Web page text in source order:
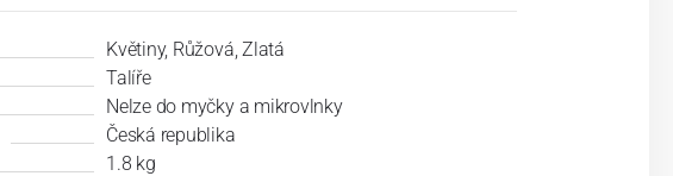
Květiny, Růžová, Zlatá
Talíře
Nelze do myčky a mikrovlnky
Česká republika
1.8 kg